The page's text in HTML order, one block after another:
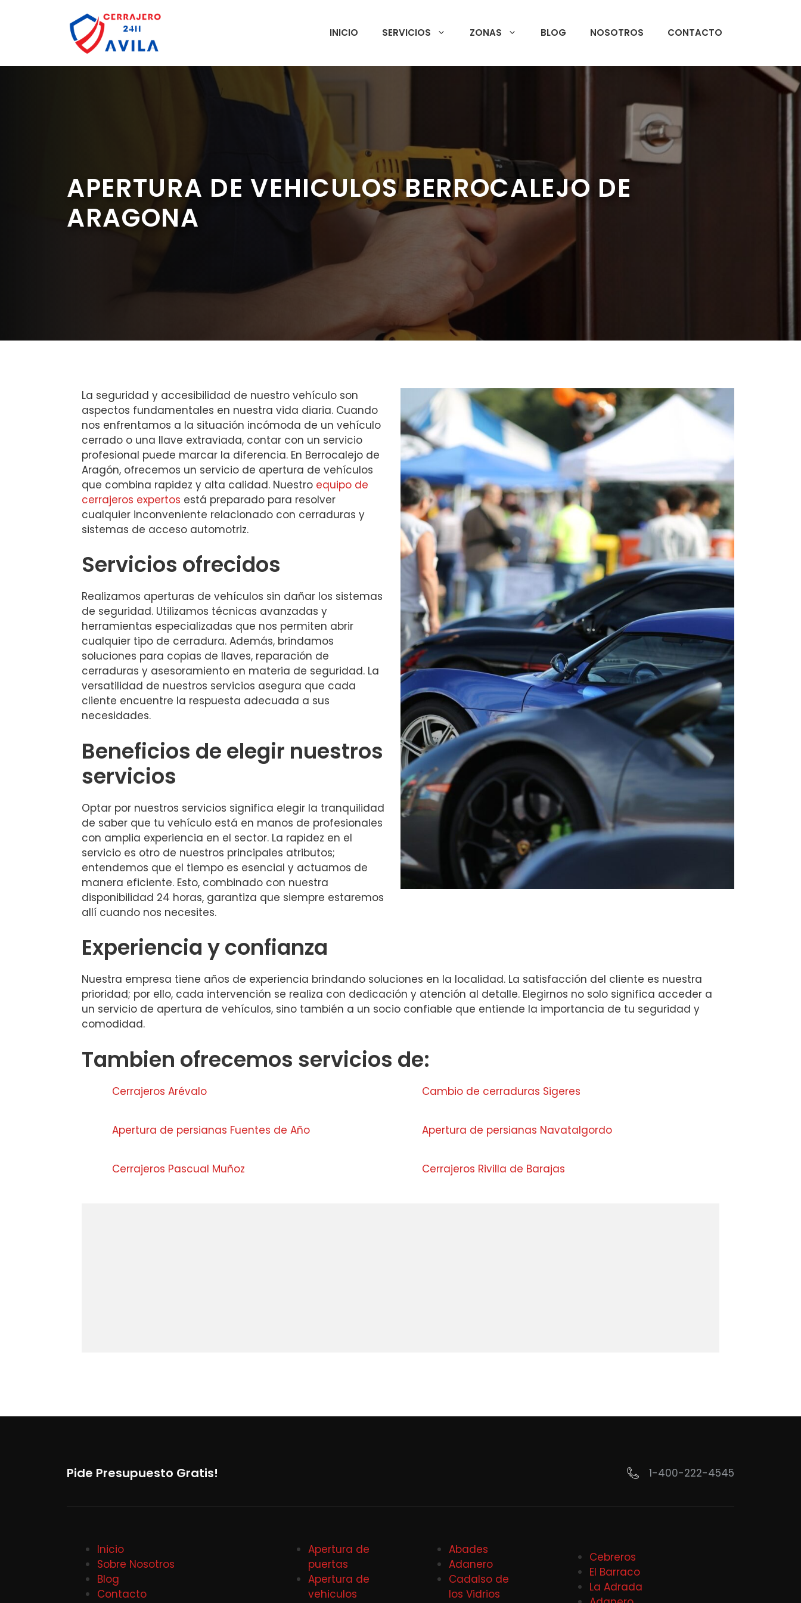
INICIO SERVICIOS ZONAS BLOG NOSOTROS CONTACTO
APERTURA DE VEHICULOS BERROCALEJO DE
ARAGONA
La seguridad y accesibilidad de nuestro vehículo son
aspectos fundamentales en nuestra vida diaria. Cuando
nos enfrentamos a la situación incómoda de un vehículo
cerrado o una llave extraviada, contar con un servicio
profesional puede marcar la diferencia. En Berrocalejo de
Aragón, ofrecemos un servicio de apertura de vehículos
que combina rapidez y alta calidad. Nuestro equipo de
cerrajeros expertos está preparado para resolver
cualquier inconveniente relacionado con cerraduras y
sistemas de acceso automotriz.
Servicios ofrecidos
Realizamos aperturas de vehículos sin dañar los sistemas
de seguridad. Utilizamos técnicas avanzadas y
herramientas especializadas que nos permiten abrir
cualquier tipo de cerradura. Además, brindamos
soluciones para copias de llaves, reparación de
cerraduras y asesoramiento en materia de seguridad. La
versatilidad de nuestros servicios asegura que cada
cliente encuentre la respuesta adecuada a sus
necesidades.
Beneficios de elegir nuestros
servicios
Optar por nuestros servicios significa elegir la tranquilidad
de saber que tu vehículo está en manos de profesionales
con amplia experiencia en el sector. La rapidez en el
servicio es otro de nuestros principales atributos;
entendemos que el tiempo es esencial y actuamos de
manera eficiente. Esto, combinado con nuestra
disponibilidad 24 horas, garantiza que siempre estaremos
allí cuando nos necesites.
Experiencia y confianza
Nuestra empresa tiene años de experiencia brindando soluciones en la localidad. La satisfacción del cliente es nuestra
prioridad; por ello, cada intervención se realiza con dedicación y atención al detalle. Elegirnos no solo significa acceder a
un servicio de apertura de vehículos, sino también a un socio confiable que entiende la importancia de tu seguridad y
comodidad.
Tambien ofrecemos servicios de:
Cerrajeros Arévalo Cambio de cerraduras Sigeres
Apertura de persianas Fuentes de Año Apertura de persianas Navatalgordo
Cerrajeros Pascual Muñoz Cerrajeros Rivilla de Barajas
Pide Presupuesto Gratis! 1-400-222-4545
Inicio
Sobre Nosotros
Blog
Contacto
Apertura de
puertas
Apertura de
vehiculos
Abades
Adanero
Cadalso de
los Vidrios
Cebreros
El Barraco
La Adrada